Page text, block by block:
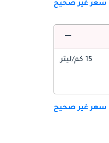
سعر غير صحيح
15 كم/ليتر
سعر غير صحيح